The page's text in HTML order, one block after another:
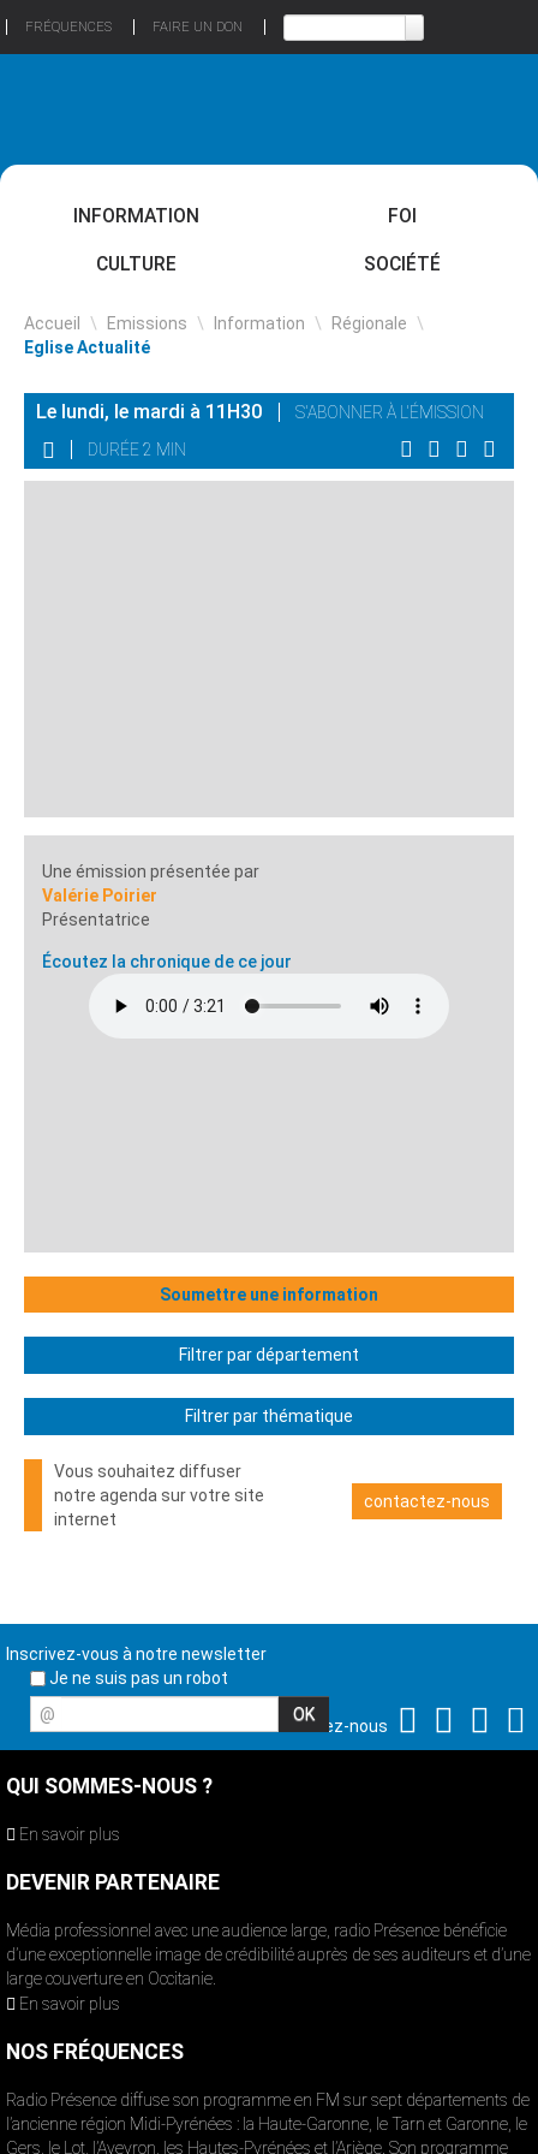
FRÉQUENCES FAIRE UN DON
INFORMATION FOI
CULTURE SOCIÉTÉ
Accueil \ Emissions \ Information \ Régionale \
Eglise Actualité
Le lundi, le mardi à 11H30
S'ABONNER À L'ÉMISSION
DURÉE 2 MIN
Une émission présentée par
Valérie Poirier
Présentatrice
Écoutez la chronique de ce jour
Soumettre une information
Filtrer par département
Filtrer par thématique
Vous souhaitez diffuser
notre agenda sur votre site
internet
contactez-nous
Inscrivez-vous à notre newsletter
Je ne suis pas un robot
@
Suivez-nous
QUI SOMMES-NOUS ?
En savoir plus
DEVENIR PARTENAIRE
Média professionnel avec une audience large, radio Présence bénéficie
d’une exceptionnelle image de crédibilité auprès de ses auditeurs et d’une
large couverture en Occitanie.
En savoir plus
NOS FRÉQUENCES
Radio Présence diffuse son programme en FM sur sept départements de
l’ancienne région Midi-Pyrénées : la Haute-Garonne, le Tarn et Garonne, le
Gers, le Lot, l’Aveyron, les Hautes-Pyrénées et l’Ariège. Son programme